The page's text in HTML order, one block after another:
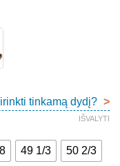
tinkamą dydį? >
49 1/3 50 2/3
IŠVALYTI